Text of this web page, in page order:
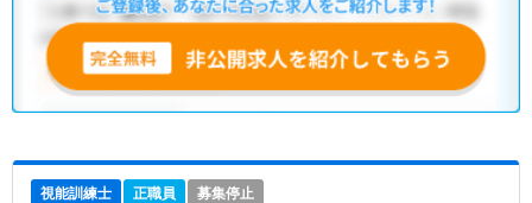
視能訓練士 正職員 募集停止